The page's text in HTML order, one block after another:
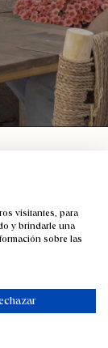
visitantes, para
y brindarle una
sobre las